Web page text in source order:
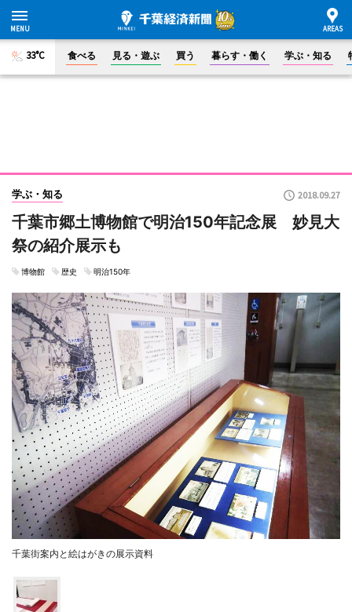
33°C 食べる 見る・遊ぶ 買う 暮らす・働く 学ぶ・知る
学ぶ・知る 2018.09.27
千葉市郷土博物館で明治150年記念展 妙見大
祭の紹介展示も
博物館 歴史 明治150年
千葉街案内と絵はがきの展示資料